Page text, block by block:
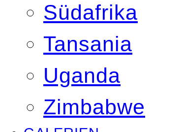
Südafrika
Tansania
Uganda
Zimbabwe